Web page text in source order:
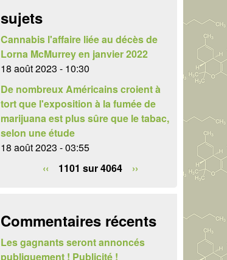
r
e
d
e
r
e
c
r
c
sujets
Cannabis l'affaire liée au décès de
Lorna McMurrey en janvier 2022
18 août 2023 - 10:30
De nombreux Américains croient à
tort que l'exposition à la fumée de
marijuana est plus sûre que le tabac,
selon une étude
18 août 2023 - 03:55
‹‹
1101 sur 4064 ››
Commentaires récents
Les gagnants seront annoncés
publiquement ! Publicité !